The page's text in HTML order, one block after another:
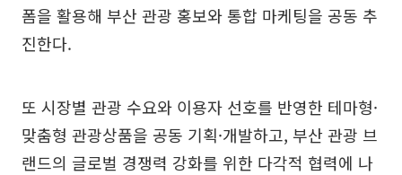
폼을 활용해 부산 관광 홍보와 통합 마케팅을 공동 추
진한다.
또 시장별 관광 수요와 이용자 선호를 반영한 테마형·
맞춤형 관광상품을 공동 기획·개발하고, 부산 관광 브
랜드의 글로벌 경쟁력 강화를 위한 다각적 협력에 나